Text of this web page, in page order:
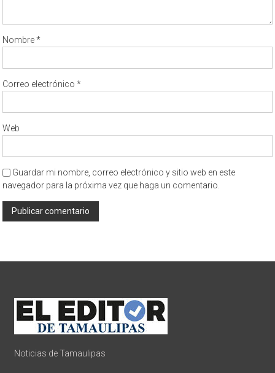
Nombre*
Correo electrónico*
Web
Guardar mi nombre, correo electrónico y sitio web en este
navegador para la próxima vez que haga un comentario.
Noticias de Tamaulipas